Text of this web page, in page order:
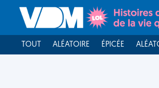
TOUT ALÉATOIRE ÉPICÉE